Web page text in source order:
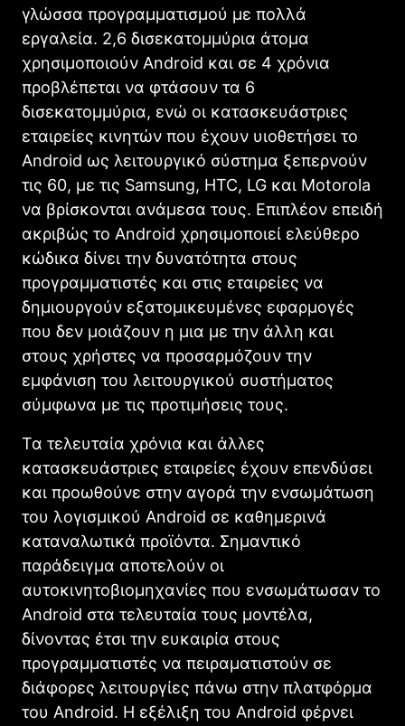
γλώσσα προγραμματισμού με πολλά
εργαλεία. 2,6 δισεκατομμύρια άτομα
χρησιμοποιούν Android και σε 4 χρόνια
προβλέπεται να φτάσουν τα 6
δισεκατομμύρια, ενώ οι κατασκευάστριες
εταιρείες κινητών που έχουν υιοθετήσει το
Android ως λειτουργικό σύστημα ξεπερνούν
τις 60, με τις Samsung, HTC, LG και Motorola
να βρίσκονται ανάμεσα τους. Επιπλέον επειδή
ακριβώς το Android χρησιμοποιεί ελεύθερο
κώδικα δίνει την δυνατότητα στους
προγραμματιστές και στις εταιρείες να
δημιουργούν εξατομικευμένες εφαρμογές
που δεν μοιάζουν η μια με την άλλη και
στους χρήστες να προσαρμόζουν την
εμφάνιση του λειτουργικού συστήματος
σύμφωνα με τις προτιμήσεις τους.
Τα τελευταία χρόνια και άλλες
κατασκευάστριες εταιρείες έχουν επενδύσει
και προωθούνε στην αγορά την ενσωμάτωση
του λογισμικού Android σε καθημερινά
καταναλωτικά προϊόντα. Σημαντικό
παράδειγμα αποτελούν οι
αυτοκινητοβιομηχανίες που ενσωμάτωσαν το
Android στα τελευταία τους μοντέλα,
δίνοντας έτσι την ευκαιρία στους
προγραμματιστές να πειραματιστούν σε
διάφορες λειτουργίες πάνω στην πλατφόρμα
του Android. Η εξέλιξη του Android φέρνει